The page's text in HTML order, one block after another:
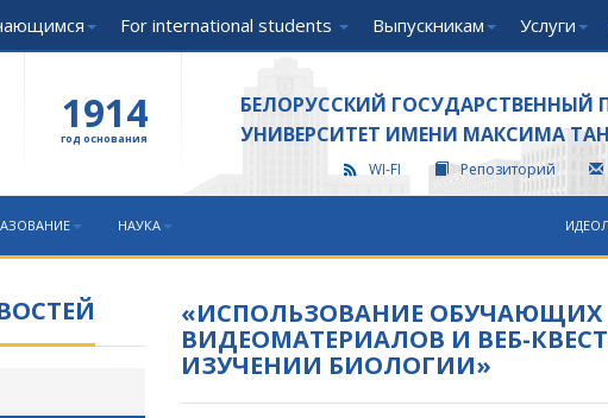
For international students Выпускникам Услуги
1914
год основания
БЕЛОРУССКИЙ ГОСУДАРСТВЕННЫЙ
УНИВЕРСИТЕТ ИМЕНИ МАКСИМА
WI-FI Репозиторий
НАУКА
«ИСПОЛЬЗОВАНИЕ ОБУЧАЮЩИХ
ВИДЕОМАТЕРИАЛОВ И ВЕБ-
ИЗУЧЕНИИ БИОЛОГИИ»